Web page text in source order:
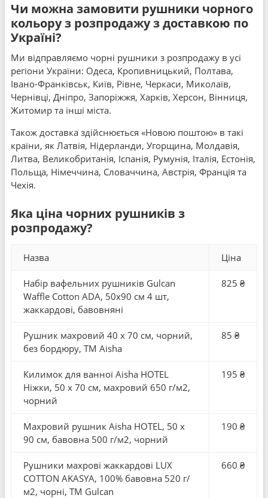
Чи можна замовити рушники чорного
кольору з розпродажу з доставкою по
Україні?
Ми відправляємо чорні рушники з розпродажу в усі
регіони України: Одеса, Кропивницький, Полтава,
Івано-Франківськ, Київ, Рівне, Черкаси, Миколаїв,
Чернівці, Дніпро, Запоріжжя, Харків, Херсон, Вінниця,
Житомир та інші міста.
Також доставка здійснюється «Новою поштою» в такі
країни, як Латвія, Нідерланди, Угорщина, Молдавія,
Литва, Великобританія, Іспанія, Румунія, Італія, Естонія,
Польща, Німеччина, Словаччина, Австрія, Франція та
Чехія.
Яка ціна чорних рушників з
розпродажу?
Назва Ціна
Набір вафельних рушників Gulcan
Waffle Cotton ADA, 50x90 см 4 шт,
жаккардові, бавовняні
825 ₴
Рушник махровий 40 x 70 см, чорний,
без бордюру, ТМ Aisha
85 ₴
Килимок для ванної Aisha HOTEL
Ніжки, 50 x 70 см, махровий 650 г/м2,
чорний
195 ₴
Махровий рушник Aisha HOTEL, 50 x
90 см, бавовна 500 г/м2, чорний
190 ₴
Рушники махрові жаккардові LUX
COTTON AKASYA, 100% бавовна 520 г/
м2, чорні, ТМ Gulcan
660 ₴